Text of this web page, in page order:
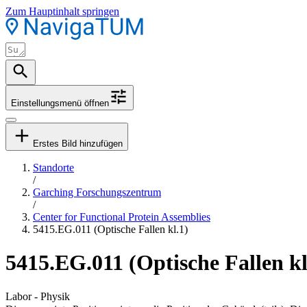
Zum Hauptinhalt springen
Einstellungsmenü öffnen
Erstes Bild hinzufügen
Standorte
/
Garching Forschungszentrum
/
Center for Functional Protein Assemblies
5415.EG.011 (Optische Fallen kl.1)
5415.EG.011 (Optische Fallen
Labor - Physik